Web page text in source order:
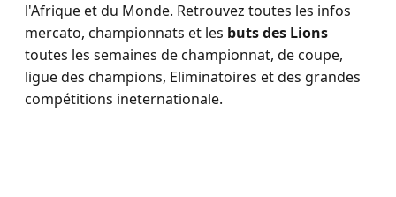
l'Afrique et du Monde. Retrouvez toutes les infos
mercato, championnats et les buts des Lions
toutes les semaines de championnat, de coupe,
ligue des champions, Eliminatoires et des grandes
compétitions ineternationale.